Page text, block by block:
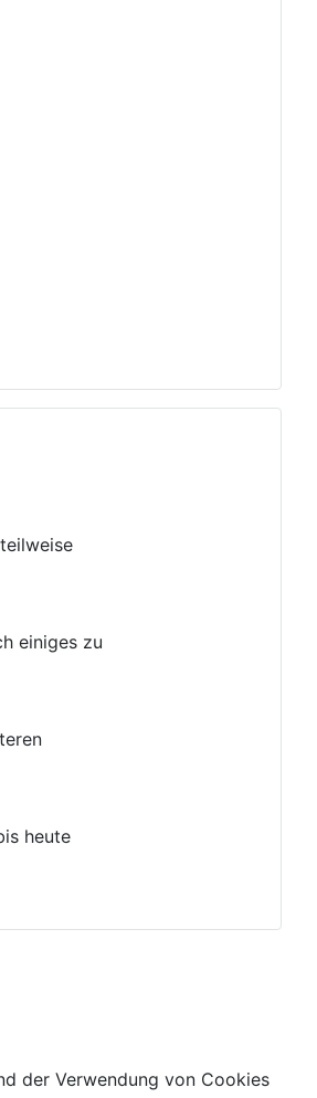
einiges zu
heute
der Verwendung von Cookies